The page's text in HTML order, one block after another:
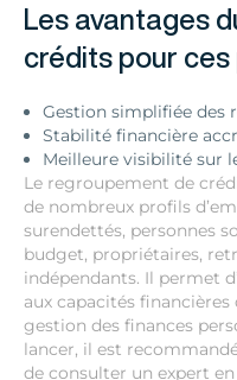
Les avantages
crédits pour ces
Gestion simplifiée des
Stabilité financière
Meilleure visibilité sur
Le regroupement de
de nombreux profils
surendettés, personnes
budget, propriétaires,
indépendants. Il permet
aux capacités
gestion des finances
lancer, il est
de consulter un expert